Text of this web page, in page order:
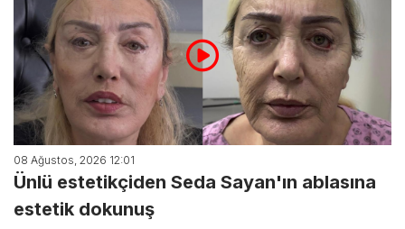
08 Ağustos, 2026 12:01
Ünlü estetikçiden Seda Sayan'ın ablasına
estetik dokunuş